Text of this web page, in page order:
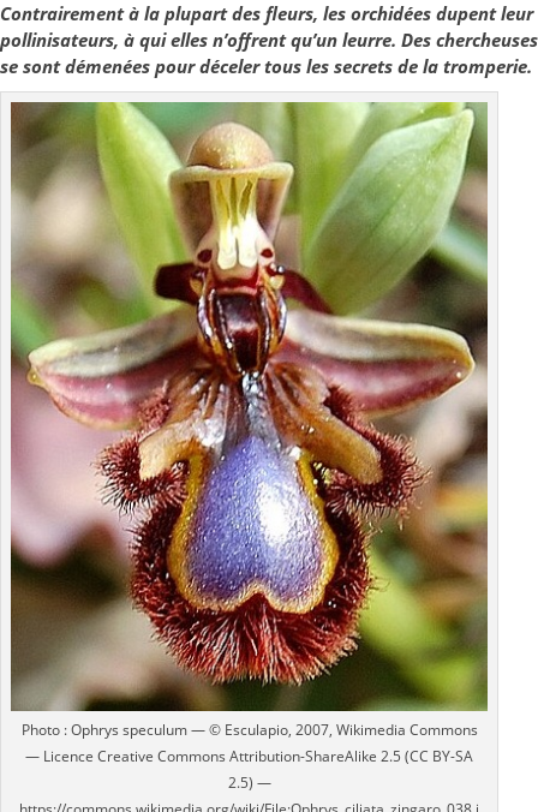
Contrairement à la plupart des fleurs, les orchidées dupent leur
pollinisateurs, à qui elles n’offrent qu’un leurre. Des chercheuses
se sont démenées pour déceler tous les secrets de la tromperie.
Photo : Ophrys speculum — © Esculapio, 2007, Wikimedia Commons
— Licence Creative Commons Attribution-ShareAlike 2.5 (CC BY-SA
2.5) —